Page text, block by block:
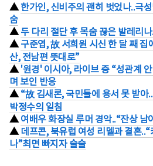
▲한가인, 신비주의 괜히 벗었나..극
숨
▲ 두 다리 절단 후 목숨 끊은 발레리
▲ 구준엽, 故 서희원 시신 한 달 째 집
산, 전남편 뜻대로”
▲ '원경' 이시아, 라이브 중 “성관계
며 보인 반응
▲ “故 김새론, 국민들에 용서 못 받아
박정수의 일침
▲ 여배우 화장실 루머 경악..“잔상 남
▲ 데프콘, 북유럽 여성 리델과 결혼
나”최면 빠지자 술술